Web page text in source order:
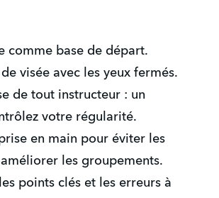
comme base de départ.
visée avec les yeux fermés.
de tout instructeur : un
votre régularité.
en main pour éviter les
les groupements.
points clés et les erreurs à